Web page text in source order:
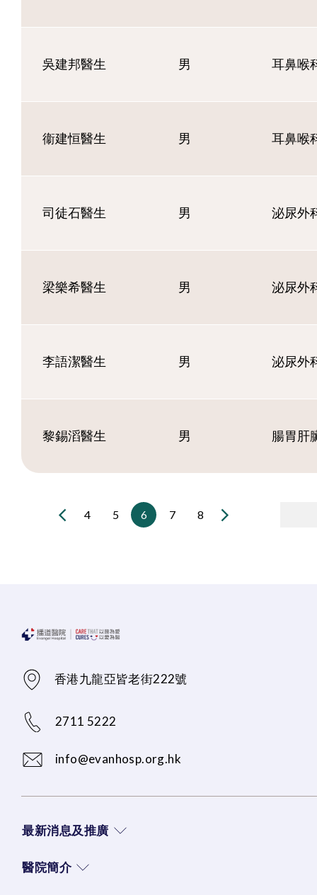
吳建邦醫生 男 耳鼻喉
衞建恒醫生 男 耳鼻喉
司徒石醫生 男 泌尿外
梁樂希醫生 男 泌尿外
李語潔醫生 男 泌尿外
黎錫滔醫生 男 腸胃肝
4 5 6 7 8
香港九龍亞皆老街222號
2711 5222
info@evanhosp.org.hk
最新消息及推廣
醫院簡介